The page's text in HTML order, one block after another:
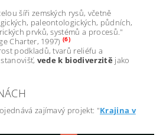
šíři zemských rysů, včetně
paleontologických, půdních,
prvků, systémů a procesů."
Charter, 1997)(6)
podkladů, tvarů reliéfu a
vede k biodiverzitě jako
zajímavý projekt: "Krajina v